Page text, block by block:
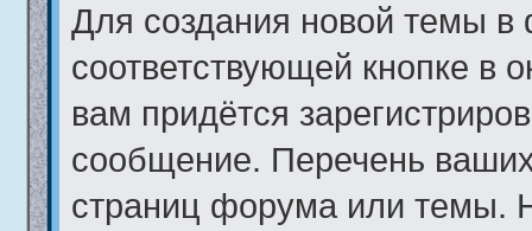
Для создания новой темы
соответствующей кнопке
вам придётся
сообщение. Перечень
страниц форума или темы.